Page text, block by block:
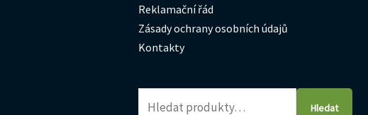
Reklamační řád
Zásady ochrany osobních údajů
Kontakty
Hledat